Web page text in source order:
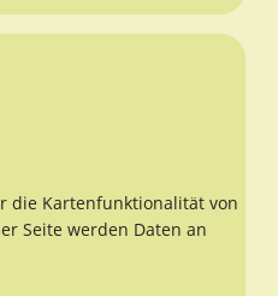
die Kartenfunktionalität von
Seite werden Daten an